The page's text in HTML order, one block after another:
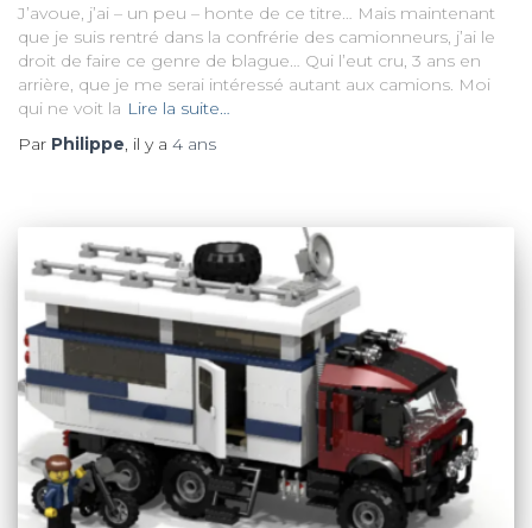
J’avoue, j’ai – un peu – honte de ce titre… Mais maintenant
que je suis rentré dans la confrérie des camionneurs, j’ai le
droit de faire ce genre de blague… Qui l’eut cru, 3 ans en
arrière, que je me serai intéressé autant aux camions. Moi
qui ne voit la Lire la suite…
Par Philippe, il y a 4 ans